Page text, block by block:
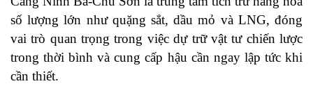
số lượng lớn như quặng sắt, dầu mỏ và LNG, đóng
vai trò quan trọng trong việc dự trữ vật tư chiến lược
trong thời bình và cung cấp hậu cần ngay lập tức khi
cần thiết.